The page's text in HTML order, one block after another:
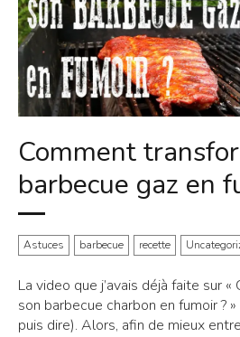
Comment
barbecue gaz en
Astuces barbecue recette
La video que j’avais déjà faite sur
son barbecue charbon en fumoir ?
puis dire). Alors, afin de mieux